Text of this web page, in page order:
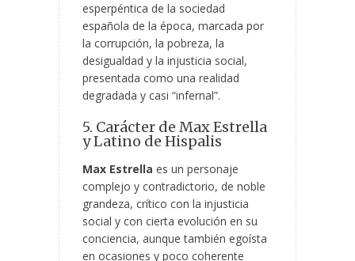
esperpéntica de la sociedad
española de la época, marcada por
la corrupción, la pobreza, la
desigualdad y la injusticia social,
presentada como una realidad
degradada y casi “infernal”.
5. Carácter de Max Estrella
y Latino de Hispalis
Max Estrella es un personaje
complejo y contradictorio, de noble
grandeza, crítico con la injusticia
social y con cierta evolución en su
conciencia, aunque también egoísta
en ocasiones y poco coherente